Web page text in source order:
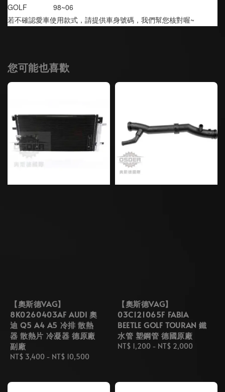
GOLF             98~06
若不確認愛車使用款式，請提供車身號碼，我們幫您核對喔~
您可能也喜歡
【奧斯德VAG】
8K0260403AF AUDI 奧
迪 Q5 A4 A5 冷排 散熱
器 散熱片 冷凝器 德原廠
副廠
Regular
NT$ 3,400 - NT$ 10,500
【奧斯德VAG】
03C121065F FABIA
BEETLE GOLF TOURAN 鐵
水管 塑鋼管 德國原廠
Regular
NT$ 1,200 - NT$ 2,000